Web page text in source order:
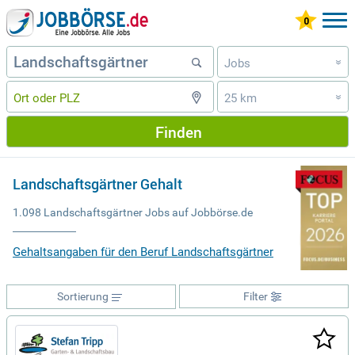
Jobs »
25 km »
Finden
Landschaftsgärtner Gehalt
1.098 Landschaftsgärtner Jobs auf Jobbörse.de
Gehaltsangaben für den Beruf Landschaftsgärtner
Filter
Sortierung